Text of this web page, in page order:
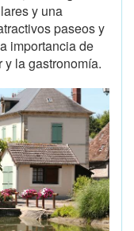
y una
paseos y
importancia de
la gastronomía.